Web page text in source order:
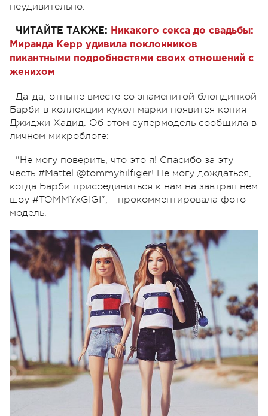
неудивительно.
ЧИТАЙТЕ ТАКЖЕ: Никакого секса до свадьбы:
Миранда Керр удивила поклонников
пикантными подробностями своих отношений с
женихом
Да-да, отныне вместе со знаменитой блондинкой
Барби в коллекции кукол марки появится копия
Джиджи Хадид. Об этом супермодель сообщила в
личном микроблоге:
"Не могу поверить, что это я! Спасибо за эту
честь #Mattel @tommyhilfiger! Не могу дождаться,
когда Барби присоединиться к нам на завтрашнем
шоу #TOMMYxGIGI", - прокомментировала фото
модель.